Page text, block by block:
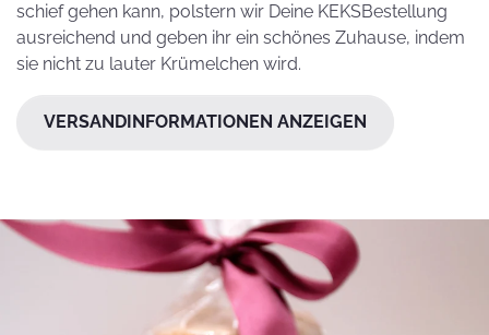
schief gehen kann, polstern wir Deine KEKSBestellung
ausreichend und geben ihr ein schönes Zuhause, indem
sie nicht zu lauter Krümelchen wird.
VERSANDINFORMATIONEN ANZEIGEN